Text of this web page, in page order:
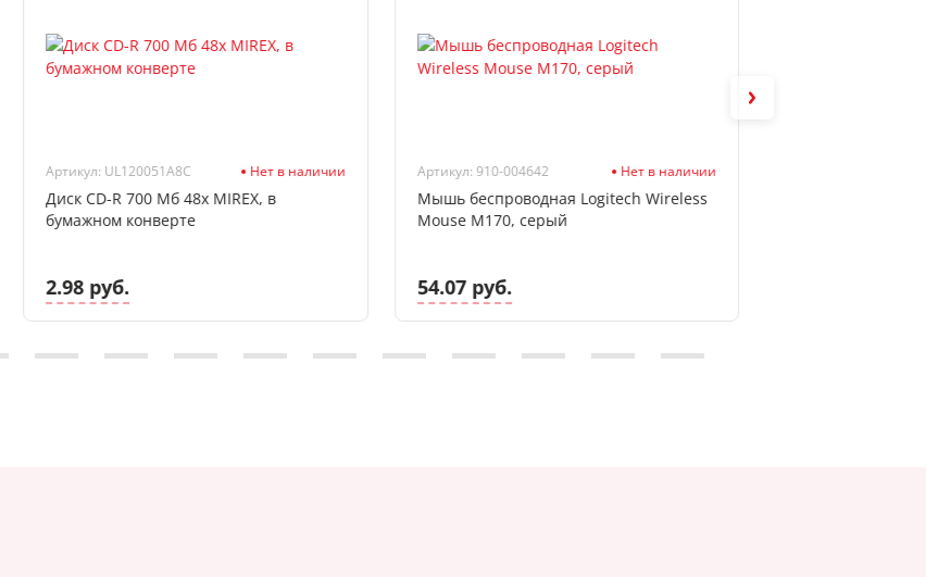
Артикул: UL120051A8C Нет в наличии
Диск CD-R 700 Мб 48х MIREX, в
бумажном конверте
2.98 руб.
Артикул: 910-004642 Нет в наличии
Мышь беспроводная Logitech Wireless
Mouse M170, серый
54.07 руб.